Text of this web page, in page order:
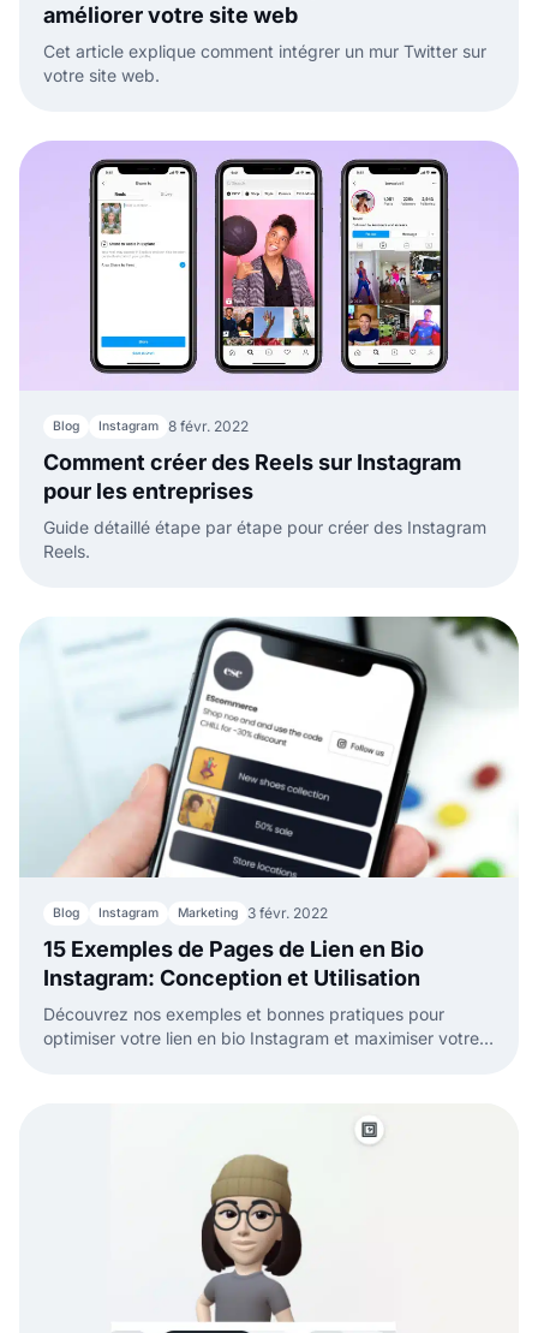
améliorer votre site web
Cet article explique comment intégrer un mur Twitter sur
votre site web.
Blog Instagram 8 févr. 2022
Comment créer des Reels sur Instagram
pour les entreprises
Guide détaillé étape par étape pour créer des Instagram
Reels.
Blog Instagram Marketing 3 févr. 2022
15 Exemples de Pages de Lien en Bio
Instagram: Conception et Utilisation
Découvrez nos exemples et bonnes pratiques pour
optimiser votre lien en bio Instagram et maximiser votre